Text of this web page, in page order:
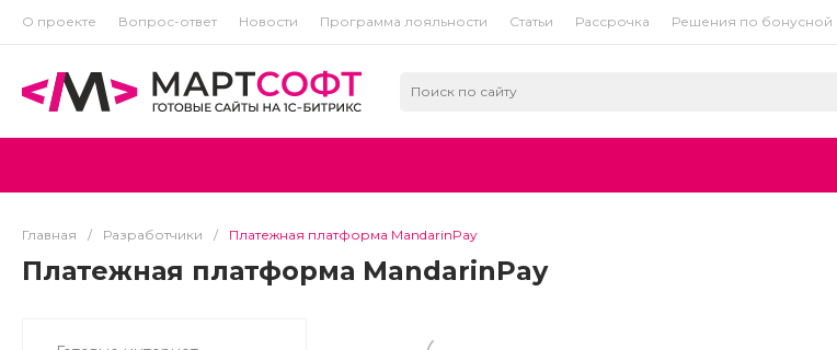
О проекте Вопрос-ответ Новости Программа лояльности Статьи Рассрочка Решения по бонусной
Главная / Разработчики / Платежная платформа MandarinPay
Платежная платформа MandarinPay